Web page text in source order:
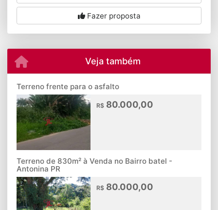
Fazer proposta
Veja também
Terreno frente para o asfalto
R$ 80.000,00
Terreno de 830m² à Venda no Bairro batel -
Antonina PR
R$ 80.000,00